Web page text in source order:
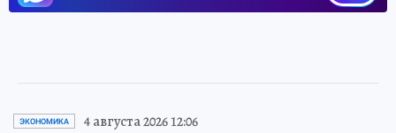
ЭКОНОМИКА 4 августа 2026 12:06